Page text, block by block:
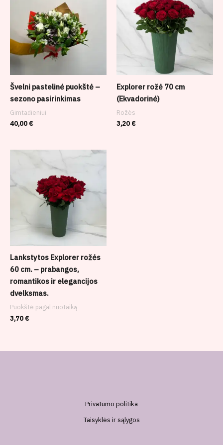
Švelni pastelinė puokštė –
sezono pasirinkimas
Gimtadieniui
40,00 €
Explorer rožė 70 cm
(Ekvadorinė)
Rožės
3,20 €
Lankstytos Explorer rožės
60 cm. – prabangos,
romantikos ir elegancijos
dvelksmas.
Puokštė pagal nuotaiką
3,70 €
Privatumo politika
Taisyklės ir sąlygos